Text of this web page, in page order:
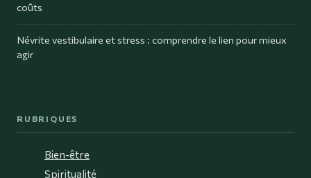
coûts
Névrite vestibulaire et stress : comprendre le lien pour mieux
agir
RUBRIQUES
Bien-être
Spiritualité